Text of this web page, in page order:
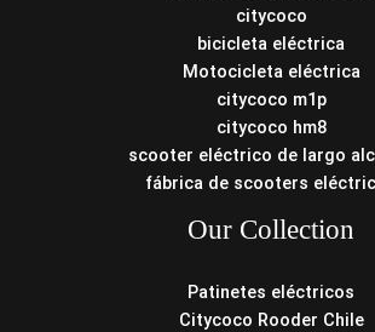
citycoco
bicicleta eléctrica
Motocicleta eléctrica
citycoco m1p
citycoco hm8
scooter eléctrico de largo
fábrica de scooters
Our Collection
Patinetes eléctricos
Citycoco Rooder Chile